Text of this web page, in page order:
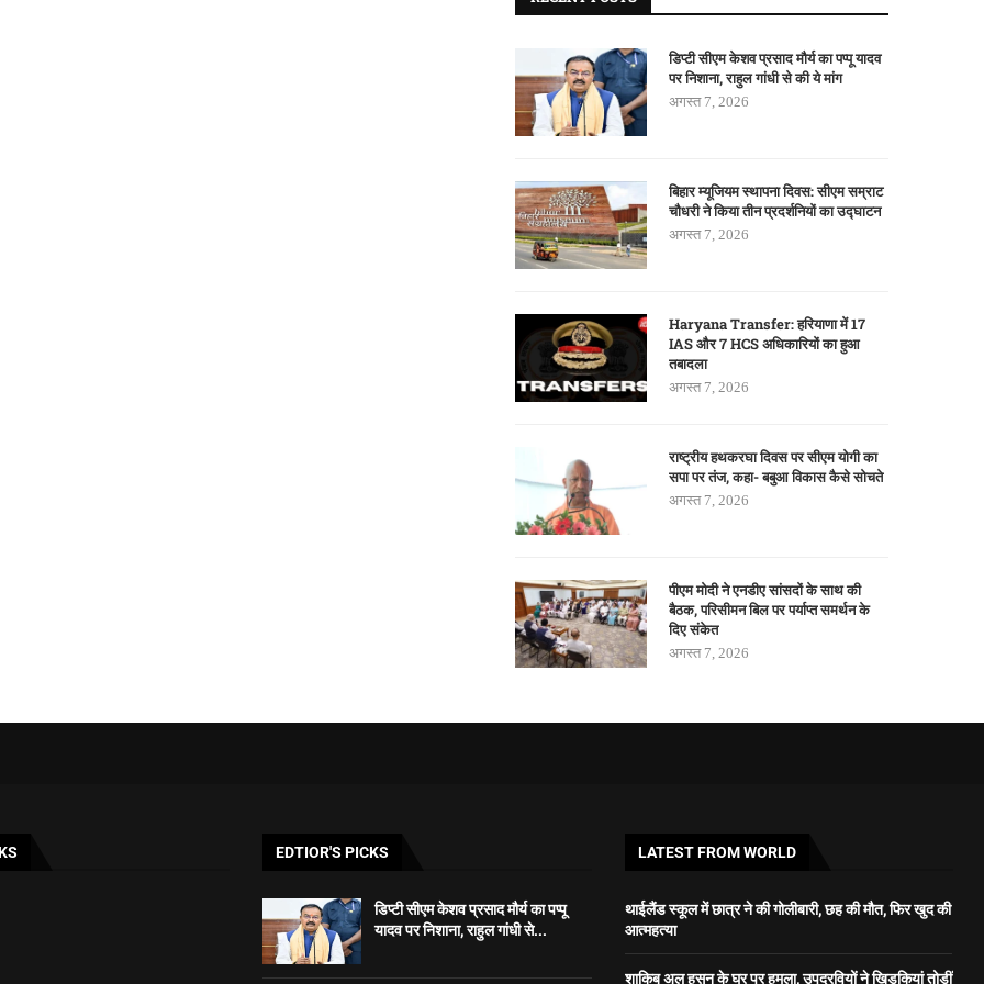
डिप्टी सीएम केशव प्रसाद मौर्य का पप्पू यादव
पर निशाना, राहुल गांधी से की ये मांग
अगस्त 7, 2026
बिहार म्यूजियम स्थापना दिवस: सीएम सम्राट
चौधरी ने किया तीन प्रदर्शनियों का उद्घाटन
अगस्त 7, 2026
Haryana Transfer: हरियाणा में 17
IAS और 7 HCS अधिकारियों का हुआ
तबादला
अगस्त 7, 2026
राष्ट्रीय हथकरघा दिवस पर सीएम योगी का
सपा पर तंज, कहा- बबुआ विकास कैसे सोचते
अगस्त 7, 2026
पीएम मोदी ने एनडीए सांसदों के साथ की
बैठक, परिसीमन बिल पर पर्याप्त समर्थन के
दिए संकेत
अगस्त 7, 2026
EDTIOR'S PICKS
डिप्टी सीएम केशव प्रसाद मौर्य का पप्पू
यादव पर निशाना, राहुल गांधी से...
LATEST FROM WORLD
थाईलैंड स्कूल में छात्र ने की गोलीबारी, छह की मौत, फिर खुद की
आत्महत्या
शाकिब अल हसन के घर पर हमला, उपद्रवियों ने खिड़कियां तोड़ीं